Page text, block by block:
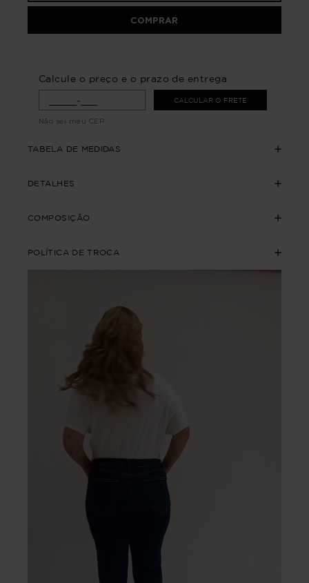
COMPRAR
Calcule o preço e o prazo de entrega
CALCULAR O FRETE
Não sei meu CEP
TABELA DE MEDIDAS
DETALHES
COMPOSIÇÃO
POLÍTICA DE TROCA